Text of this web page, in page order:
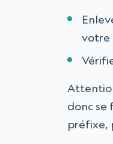
votre
donc
préfixe,